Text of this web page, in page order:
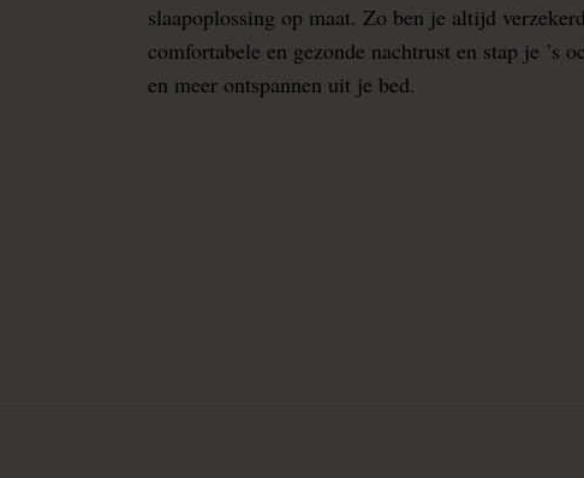
slaapoplossing op maat. Zo ben je altijd
comfortabele en gezonde nachtrust en stap je ’s
en meer ontspannen uit je bed.